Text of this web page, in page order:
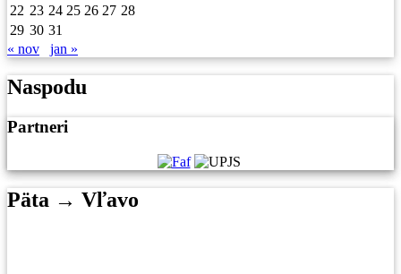
22 23 24 25 26 27 28
29 30 31
« nov
jan »
Naspodu
Partneri
Päta → Vľavo